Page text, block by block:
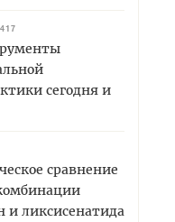
сегодня и
сравнение
и ликсисенатида